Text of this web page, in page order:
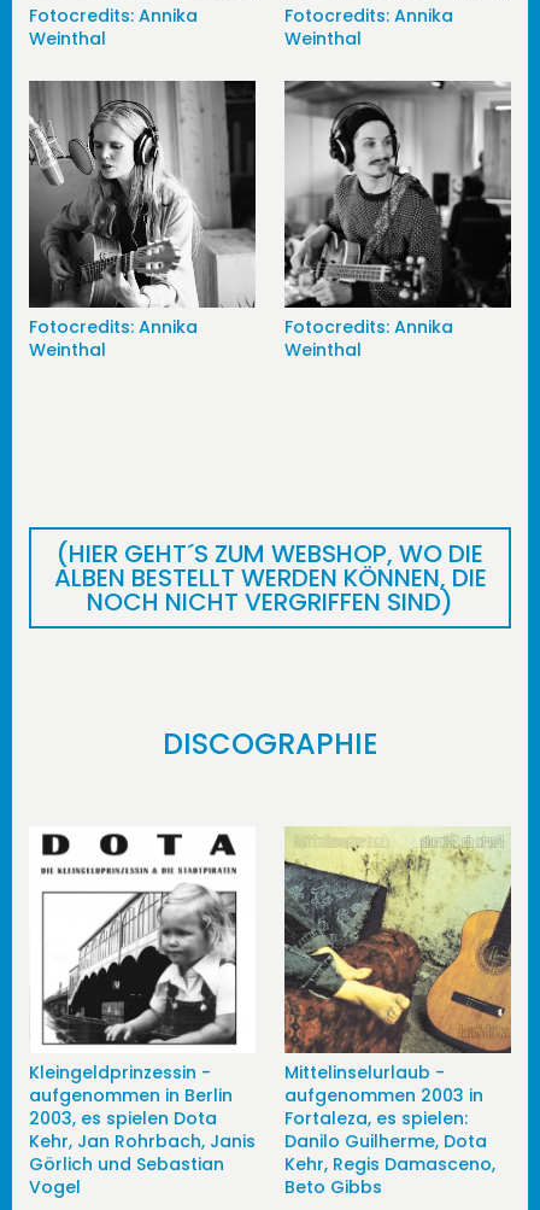
1/8Fotocredits: Annika Weinthal
Fotocredits: Annika
Weinthal
Fotocredits: Annika
Weinthal
Fotocredits: Annika
Weinthal
Fotocredits: Annika
Weinthal
1/24Fotocredits: Annika Weinthal
(HIER GEHT´S ZUM WEBSHOP, WO DIE
ALBEN BESTELLT WERDEN KÖNNEN, DIE
NOCH NICHT VERGRIFFEN SIND)
DISCOGRAPHIE
Kleingeldprinzessin -
aufgenommen in Berlin
2003, es spielen Dota
Kehr, Jan Rohrbach, Janis
Görlich und Sebastian
Vogel
Mittelinselurlaub -
aufgenommen 2003 in
Fortaleza, es spielen:
Danilo Guilherme, Dota
Kehr, Regis Damasceno,
Beto Gibbs
1/20Kleingeldprinzessin - aufgenommen in Berlin
2003, es spielen Dota Kehr, Jan Rohrbach, Janis
Görlich und Sebastian Vogel